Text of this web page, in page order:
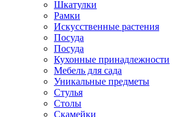
Шкатулки
Рамки
Искусственные растения
Посуда
Посуда
Кухонные принадлежности
Мебель для сада
Уникальные предметы
Стулья
Столы
Скамейки